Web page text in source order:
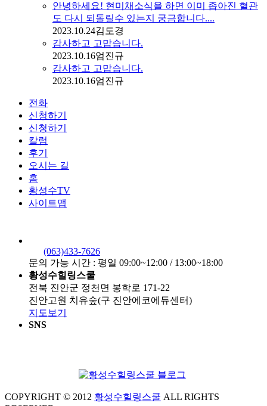
안녕하세요! 현미채소식을 하면 이미 좁아진 혈관
도 다시 되돌릴수 있는지 궁금합니다....
2023.10.24김도경
감사하고 고맙습니다.
2023.10.16엄진규
감사하고 고맙습니다.
2023.10.16엄진규
전화
신청하기
신청하기
칼럼
후기
오시는 길
홈
황성수TV
사이트맵
(063)433-7626
문의 가능 시간 : 평일 09:00~12:00 / 13:00~18:00
황성수힐링스쿨
전북 진안군 정천면 봉학로 171-22
진안고원 치유숲(구 진안에코에듀센터)
지도보기
SNS
COPYRIGHT © 2012 황성수힐링스쿨 ALL RIGHTS